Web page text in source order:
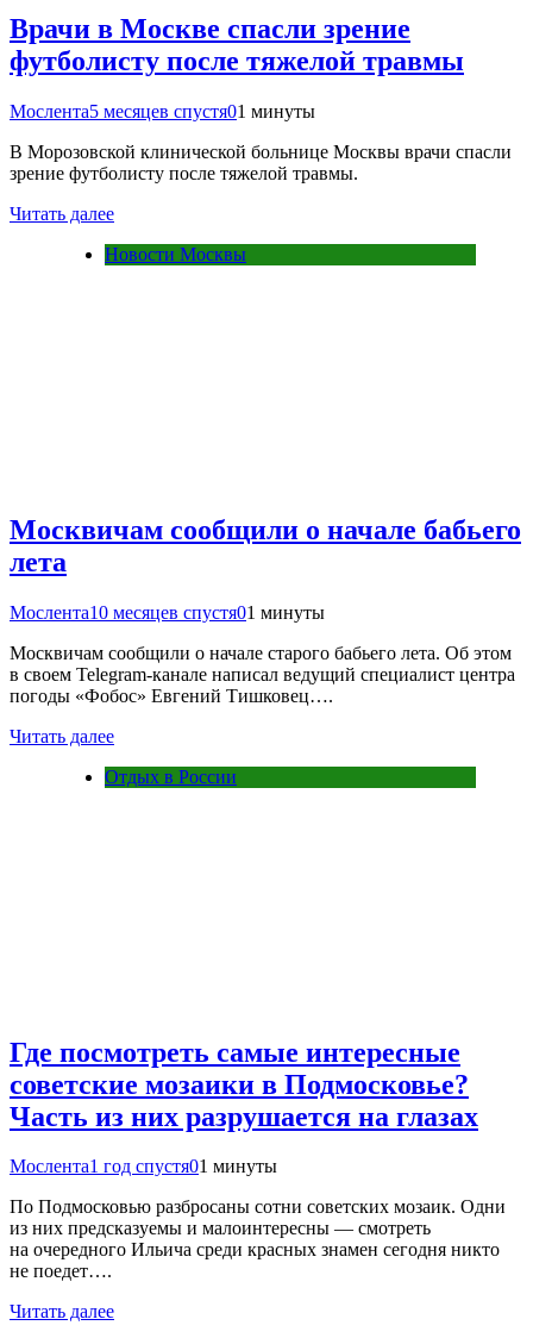
Врачи в Москве спасли зрение
футболисту после тяжелой травмы
Мослента5 месяцев спустя01 минуты
В Морозовской клинической больнице Москвы врачи спасли
зрение футболисту после тяжелой травмы.
Читать далее
Новости Москвы
Москвичам сообщили о начале бабьего
лета
Мослента10 месяцев спустя01 минуты
Москвичам сообщили о начале старого бабьего лета. Об этом
в своем Telegram-канале написал ведущий специалист центра
погоды «Фобос» Евгений Тишковец….
Читать далее
Отдых в России
Где посмотреть самые интересные
советские мозаики в Подмосковье?
Часть из них разрушается на глазах
Мослента1 год спустя01 минуты
По Подмосковью разбросаны сотни советских мозаик. Одни
из них предсказуемы и малоинтересны — смотреть
на очередного Ильича среди красных знамен сегодня никто
не поедет….
Читать далее